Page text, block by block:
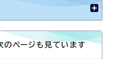
のページも見ています